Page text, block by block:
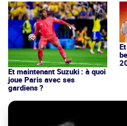
Et maintenant Suzuki : à quoi
joue Paris avec ses
gardiens ?